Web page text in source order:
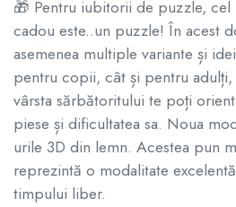
🎁 Pentru iubitorii de puzzle, cel
cadou este..un puzzle! În acest
asemenea multiple variante și
pentru copii, cât și pentru
vârsta sărbătoritului te poți
piese și dificultatea sa. Noua
urile 3D din lemn. Acestea pun
reprezintă o modalitate
timpului liber.